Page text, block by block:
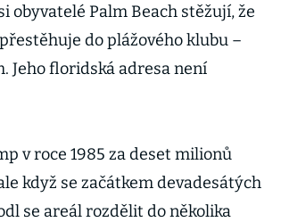
obyvatelé Palm Beach stěžují, že
do plážového klubu –
Jeho floridská adresa není
v roce 1985 za deset milionů
když se začátkem devadesátých
se areál rozdělit do několika